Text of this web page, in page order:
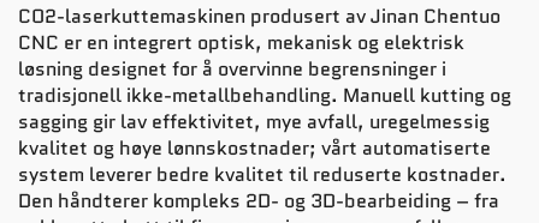
CO2-laserkuttemaskinen produsert av Jinan Chentuo
CNC er en integrert optisk, mekanisk og elektrisk
løsning designet for å overvinne begrensninger i
tradisjonell ikke-metallbehandling. Manuell kutting og
sagging gir lav effektivitet, mye avfall, uregelmessig
kvalitet og høye lønnskostnader; vårt automatiserte
system leverer bedre kvalitet til reduserte kostnader.
Den håndterer kompleks 2D- og 3D-bearbeiding – fra